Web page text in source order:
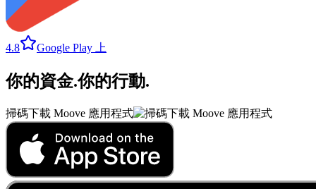
4.8 Google Play 上
你的資金.你的行動.
掃碼下載 Moove 應用程式